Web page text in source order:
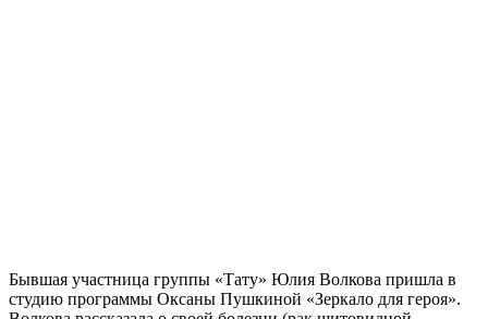
Бывшая участница группы «Тату» Юлия Волкова пришла в
студию программы Оксаны Пушкиной «Зеркало для героя».